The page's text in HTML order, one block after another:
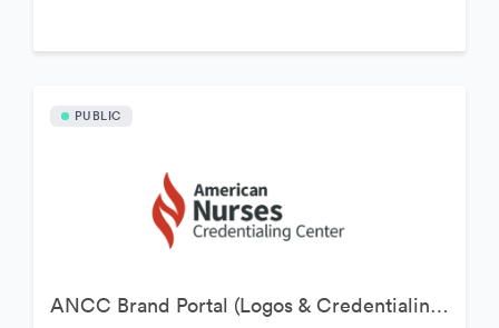
PUBLIC
ANCC Brand Portal (Logos & Credentialing Marks)